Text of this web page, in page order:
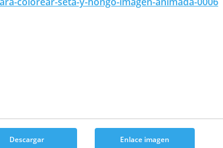
Descargar Enlace imagen